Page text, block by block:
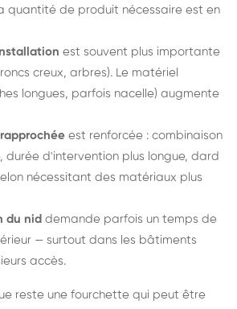
quantité de produit nécessaire est en
est souvent plus importante
creux, arbres). Le matériel
longues, parfois nacelle) augmente
est renforcée : combinaison
durée d'intervention plus longue, dard
nécessitant des matériaux plus
du nid demande parfois un temps de
— surtout dans les bâtiments
accès.
reste une fourchette qui peut être